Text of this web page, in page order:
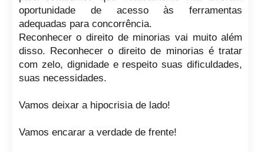
oportunidade de acesso às ferramentas
adequadas para concorrência.
Reconhecer o direito de minorias vai muito além
disso. Reconhecer o direito de minorias é tratar
com zelo, dignidade e respeito suas dificuldades,
suas necessidades.
Vamos deixar a hipocrisia de lado!
Vamos encarar a verdade de frente!